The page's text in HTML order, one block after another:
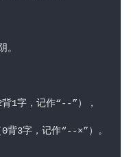
。
1字，记作“--”），
背3字，记作“--×”）。